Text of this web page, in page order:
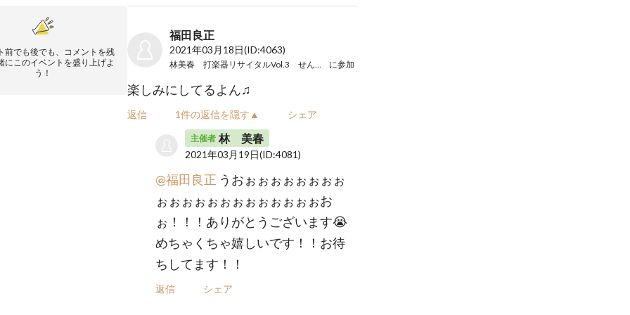
前でも後でも、コメントを残
にこのイベントを盛り上げよ
う！
福田良正
2021年03月18日(ID:4063)
林美春 打楽器リサイタルVol.3 せんはうたう に参加
楽しみにしてるよん♫
返信 1件の返信を隠す▲ シェア
主催者 林 美春
2021年03月19日(ID:4081)
@福田良正 うおぉぉぉぉぉぉぉぉ
ぉぉぉぉぉぉぉぉぉぉぉぉぉお
ぉ！！！ありがとうございます😭
めちゃくちゃ嬉しいです！！お待
ちしてます！！
返信 シェア